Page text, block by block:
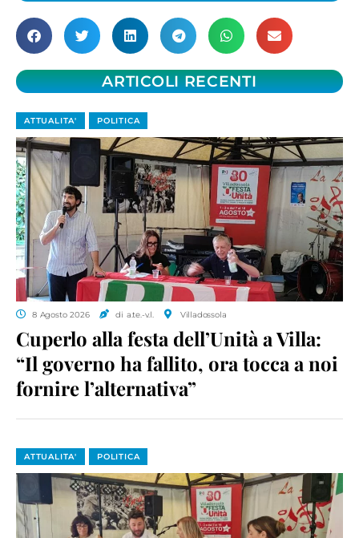
ARTICOLI RECENTI
ATTUALITA' POLITICA
8 Agosto 2026 di a.te.-v.l. Villadossola
Cuperlo alla festa dell’Unità a Villa:
“Il governo ha fallito, ora tocca a noi
fornire l’alternativa”
ATTUALITA' POLITICA